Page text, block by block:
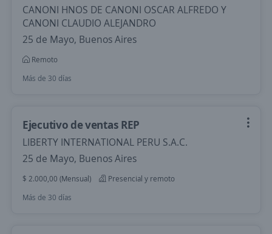
CANONI HNOS DE CANONI OSCAR ALFREDO Y
CANONI CLAUDIO ALEJANDRO
25 de Mayo, Buenos Aires
Remoto
Más de 30 días
Ejecutivo de ventas REP
LIBERTY INTERNATIONAL PERU S.A.C.
25 de Mayo, Buenos Aires
$ 2.000,00 (Mensual)
Presencial y remoto
Más de 30 días